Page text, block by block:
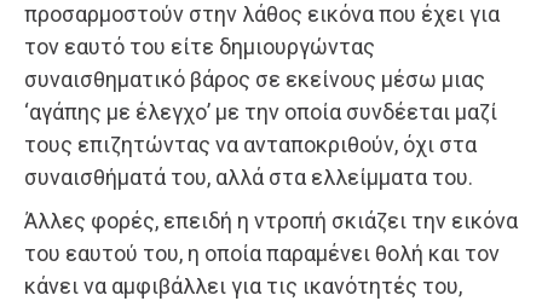
προσαρμοστούν στην λάθος εικόνα που έχει για
τον εαυτό του είτε δημιουργώντας
συναισθηματικό βάρος σε εκείνους μέσω μιας
‘αγάπης με έλεγχο’ με την οποία συνδέεται μαζί
τους επιζητώντας να ανταποκριθούν, όχι στα
συναισθήματά του, αλλά στα ελλείμματα του.
Άλλες φορές, επειδή η ντροπή σκιάζει την εικόνα
του εαυτού του, η οποία παραμένει θολή και τον
κάνει να αμφιβάλλει για τις ικανότητές του,